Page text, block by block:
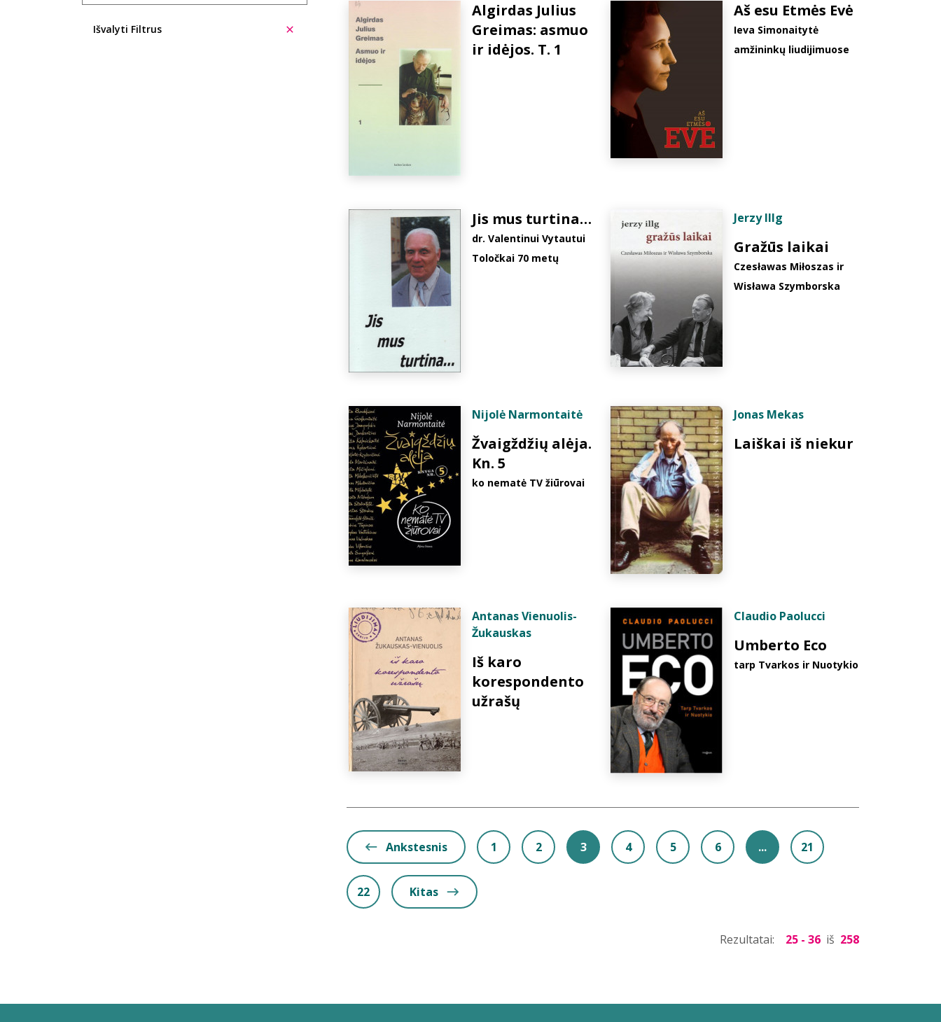
Išvalyti Filtrus
Algirdas Julius
Greimas: asmuo
ir idėjos. T. 1
Aš esu Etmės Evė
Ieva Simonaitytė
amžininkų liudijimuose
Jis mus turtina…
dr. Valentinui Vytautui
Toločkai 70 metų
Jerzy Illg
Gražūs laikai
Czesławas Miłoszas ir
Wisława Szymborska
Nijolė Narmontaitė
Žvaigždžių alėja.
Kn. 5
ko nematė TV žiūrovai
Jonas Mekas
Laiškai iš niekur
Antanas Vienuolis-
Žukauskas
Iš karo
korespondento
užrašų
Claudio Paolucci
Umberto Eco
tarp Tvarkos ir Nuotykio
Ankstesnis 1 2 3 4 5 6 ... 21
22 Kitas
Rezultatai: 25 - 36 iš 258